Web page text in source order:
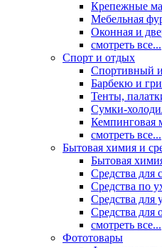
Крепежные
Мебельная
Оконная и
смотреть все...
Спорт и отдых
Спортивный
Барбекю и
Тенты,
Сумки-
Кемпинговая
смотреть все...
Бытовая химия и
Бытовая
Средства для
Средства по
Средства для
Средства для
смотреть все...
Фототовары